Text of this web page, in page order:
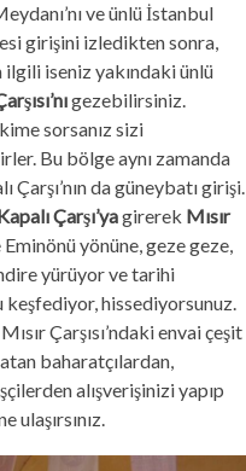
ve ünlü İstanbul
girişini izledikten sonra,
iseniz yakındaki ünlü
gezebilirsiniz.
sorsanız sizi
Bu bölge aynı zamanda
Çarşı’nın da güneybatı girişi.
Çarşı’yagirerek Mısır
yönüne, geze geze,
yürüyor ve tarihi
keşfediyor, hissediyorsunuz.
Mısır Çarşısı’ndaki envai çeşit
baharatçılardan,
alışverişinizi yapıp
ulaşırsınız.